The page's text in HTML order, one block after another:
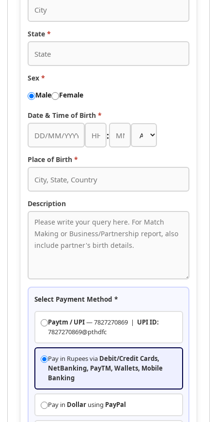
State *
Sex *
Male
Female
Date & Time of Birth *
:
Place of Birth *
Description
Select Payment Method *
Paytm / UPI— 7827270869 | UPI ID:
7827270869@pthdfc
Pay in Rupees via Debit/Credit Cards,
NetBanking, PayTM, Wallets, Mobile
Banking
Pay in Dollar using PayPal